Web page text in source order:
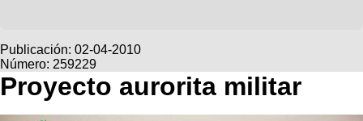
Viajes
Descenso
Buscar
Ultimos
Fotos
Bicicletas
Tandem
Videos
Cicloturismo
Publicación: 02-04-2010
Número: 259229
Proyecto aurorita militar